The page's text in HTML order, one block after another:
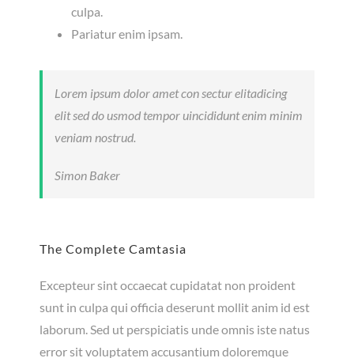
culpa.
Pariatur enim ipsam.
Lorem ipsum dolor amet con sectur elitadicing
elit sed do usmod tempor uincididunt enim minim
veniam nostrud.
Simon Baker
The Complete Camtasia
Excepteur sint occaecat cupidatat non proident
sunt in culpa qui officia deserunt mollit anim id est
laborum. Sed ut perspiciatis unde omnis iste natus
error sit voluptatem accusantium doloremque